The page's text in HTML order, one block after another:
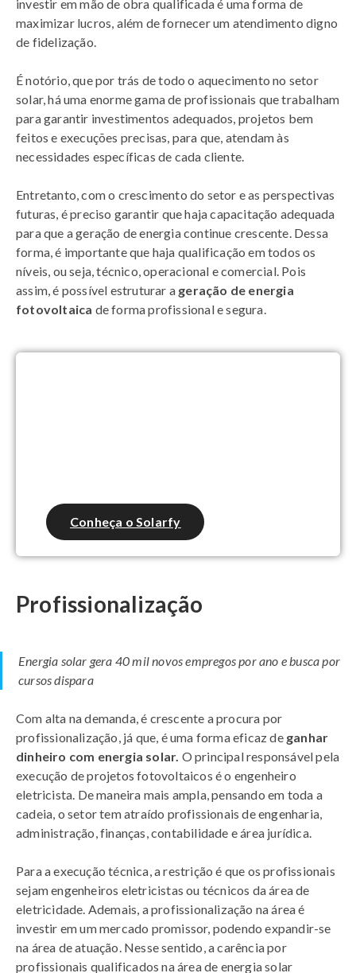
investir em mão de obra qualificada é uma forma de
maximizar lucros, além de fornecer um atendimento digno
de fidelização.
É notório, que por trás de todo o aquecimento no setor
solar, há uma enorme gama de profissionais que trabalham
para garantir investimentos adequados, projetos bem
feitos e execuções precisas, para que, atendam às
necessidades específicas de cada cliente.
Entretanto, com o crescimento do setor e as perspectivas
futuras, é preciso garantir que haja capacitação adequada
para que a geração de energia continue crescente. Dessa
forma, é importante que haja qualificação em todos os
níveis, ou seja, técnico, operacional e comercial. Pois
assim, é possível estruturar a geração de energia
fotovoltaica de forma profissional e segura.
Conheça o Solarfy
Profissionalização
Energia solar gera 40 mil novos empregos por ano e busca por
cursos dispara
Com alta na demanda, é crescente a procura por
profissionalização, já que, é uma forma eficaz de ganhar
dinheiro com energia solar. O principal responsável pela
execução de projetos fotovoltaicos é o engenheiro
eletricista. De maneira mais ampla, pensando em toda a
cadeia, o setor tem atraído profissionais de engenharia,
administração, finanças, contabilidade e área jurídica.
Para a execução técnica, a restrição é que os profissionais
sejam engenheiros eletricistas ou técnicos da área de
eletricidade. Ademais, a profissionalização na área é
investir em um mercado promissor, podendo expandir-se
na área de atuação. Nesse sentido, a carência por
profissionais qualificados na área de energia solar